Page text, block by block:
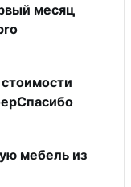
месяц
мебель из